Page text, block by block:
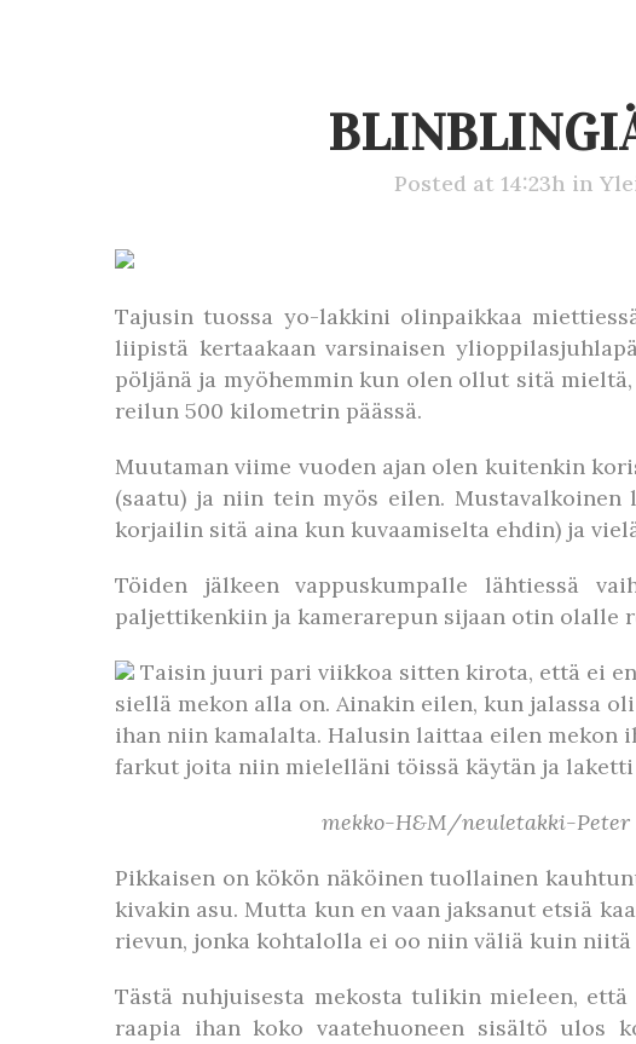
Posted at 14:23h in
Tajusin tuossa yo-lakkini olinpaikkaa
liipistä kertaakaan varsinaisen
pöljänä ja myöhemmin kun olen ollut sitä
reilun 500 kilometrin päässä.
Muutaman viime vuoden ajan olen kuitenkin
(saatu) ja niin tein myös eilen.
korjailin sitä aina kun kuvaamiselta ehdin) ja
Töiden jälkeen vappuskumpalle lähtiessä
paljettikenkiin ja kamerarepun sijaan otin olalle
Taisin juuri pari viikkoa sitten kirota, että ei
siellä mekon alla on. Ainakin eilen, kun jalassa
ihan niin kamalalta. Halusin laittaa eilen mekon
farkut joita niin mielelläni töissä käytän ja laketti
mekko-H&M/neuletakki-
Pikkaisen on kökön näköinen tuollainen
kivakin asu. Mutta kun en vaan jaksanut etsiä
rievun, jonka kohtalolla ei oo niin väliä kuin
Tästä nuhjuisesta mekosta tulikin mieleen,
raapia ihan koko vaatehuoneen sisältö